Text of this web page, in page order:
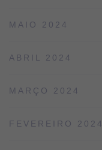
MAIO 2024
ABRIL 2024
MARÇO 2024
FEVEREIRO 2024